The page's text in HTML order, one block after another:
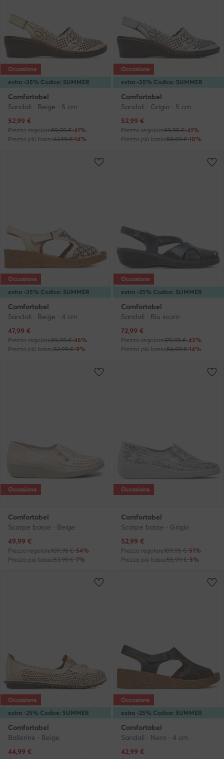
extra -35% Codice: SUMMER
Occasione
Comfortabel
Sandali · Beige · 5 cm
Prezzo attuale
52,99 €
Prezzo regolare89,95 €-41%
Prezzo più basso61,99 €-14%
extra -35% Codice: SUMMER
Occasione
Comfortabel
Sandali · Grigio · 5 cm
Prezzo attuale
52,99 €
Prezzo regolare89,95 €-41%
Prezzo più basso58,99 €-10%
extra -35% Codice: SUMMER
Occasione
Comfortabel
Sandali · Beige · 4 cm
Prezzo attuale
47,99 €
Prezzo regolare89,95 €-46%
Prezzo più basso52,99 €-9%
extra -25% Codice: SUMMER
Occasione
Comfortabel
Sandali · Blu scuro
Prezzo attuale
72,99 €
Prezzo regolare129,95 €-43%
Prezzo più basso84,99 €-14%
Occasione
Comfortabel
Scarpe basse · Beige
Prezzo attuale
49,99 €
Prezzo regolare109,95 €-54%
Prezzo più basso53,99 €-7%
Occasione
Comfortabel
Scarpe basse · Grigio
Prezzo attuale
52,99 €
Prezzo regolare109,95 €-51%
Prezzo più basso55,99 €-5%
extra -25% Codice: SUMMER
Occasione
Comfortabel
Ballerine · Beige
Prezzo attuale
44,99 €
extra -25% Codice: SUMMER
Occasione
Comfortabel
Sandali · Nero · 4 cm
Prezzo attuale
42,99 €